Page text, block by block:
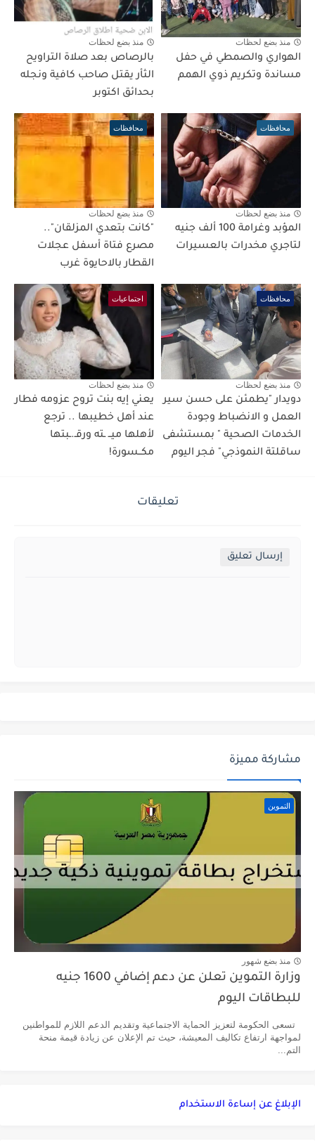
منذ بضع لحظات
الهواري والصمطي في حفل
مساندة وتكريم ذوي الهمم
منذ بضع لحظات
بالرصاص بعد صلاة التراويح
الثأر يقتل صاحب كافية ونجله
بحدائق اكتوبر
محافظات
منذ بضع لحظات
المؤبد وغرامة 100 ألف جنيه
لتاجري مخدرات بالعسيرات
محافظات
منذ بضع لحظات
"كانت بتعدي المزلقان"..
مصرع فتاة أسفل عجلات
القطار بالاحايوة غرب
محافظات
منذ بضع لحظات
دويدار "يطمئن على حسن سير
العمل و الانضباط وجودة
الخدمات الصحية " بمستشفى
ساقلتة النموذجي" فجر اليوم
اجتماعيات
منذ بضع لحظات
يعني إيه بنت تروح عزومه فطار
عند أهل خطيبها .. ترجع
لأهلها ميــ ـته ورقـ.ـبتها
مكــسورة!
تعليقات
إرسال تعليق
مشاركة مميزة
التموين
منذ بضع شهور
وزارة التموين تعلن عن دعم إضافي 1600 جنيه
للبطاقات اليوم
تسعى الحكومة لتعزيز الحماية الاجتماعية وتقديم الدعم اللازم للمواطنين
لمواجهة ارتفاع تكاليف المعيشة، حيث تم الإعلان عن زيادة قيمة منحة
التم...
الإبلاغ عن إساءة الاستخدام